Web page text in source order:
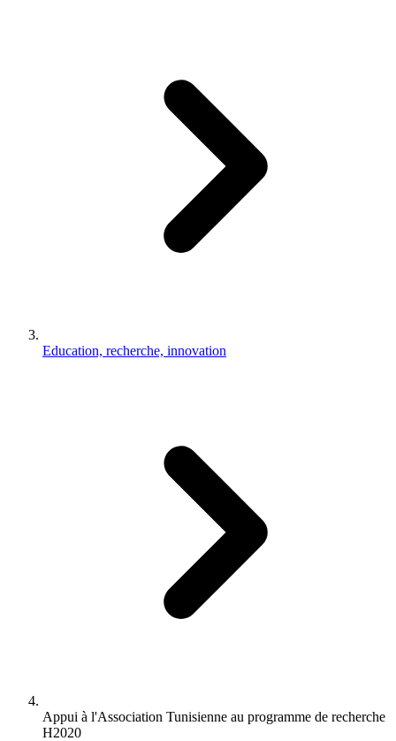
Education, recherche, innovation
Appui à l'Association Tunisienne au programme de recherche
H2020